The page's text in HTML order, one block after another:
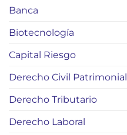
Banca
Biotecnología
Capital Riesgo
Derecho Civil Patrimonial
Derecho Tributario
Derecho Laboral